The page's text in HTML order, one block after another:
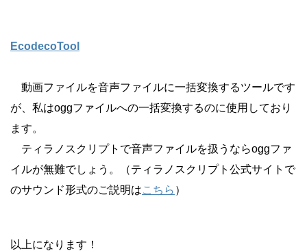
EcodecoTool
動画ファイルを音声ファイルに一括変換するツールです
が、私はoggファイルへの一括変換するのに使用しており
ます。
ティラノスクリプトで音声ファイルを扱うならoggファ
イルが無難でしょう。（ティラノスクリプト公式サイトで
のサウンド形式のご説明はこちら ）
以上になります！